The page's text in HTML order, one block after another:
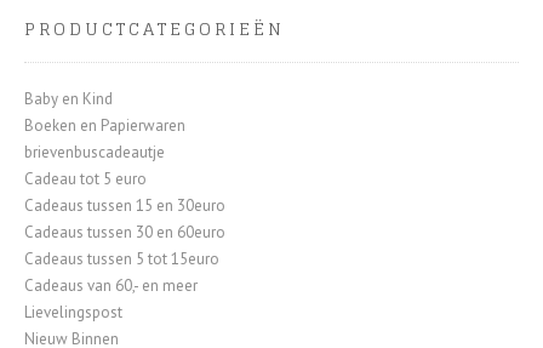
PRODUCTCATEGORIEËN
Baby en Kind
Boeken en Papierwaren
brievenbuscadeautje
Cadeau tot 5 euro
Cadeaus tussen 15 en 30euro
Cadeaus tussen 30 en 60euro
Cadeaus tussen 5 tot 15euro
Cadeaus van 60,- en meer
Lievelingspost
Nieuw Binnen